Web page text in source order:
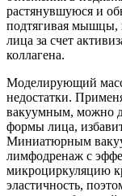
растянувшуюся и
подтягивая мышцы,
лица за счет
коллагена.
Моделирующий
недостатки.
вакуумным, можно
формы лица,
Миниатюрным
лимфодренаж с
микроциркуляцию
эластичность,